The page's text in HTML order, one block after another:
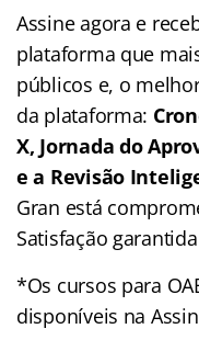
Assine agora e
plataforma que
públicos e, o
da plataforma:
X, Jornada do
e a Revisão
Gran está
Satisfação
*Os cursos para
disponíveis na